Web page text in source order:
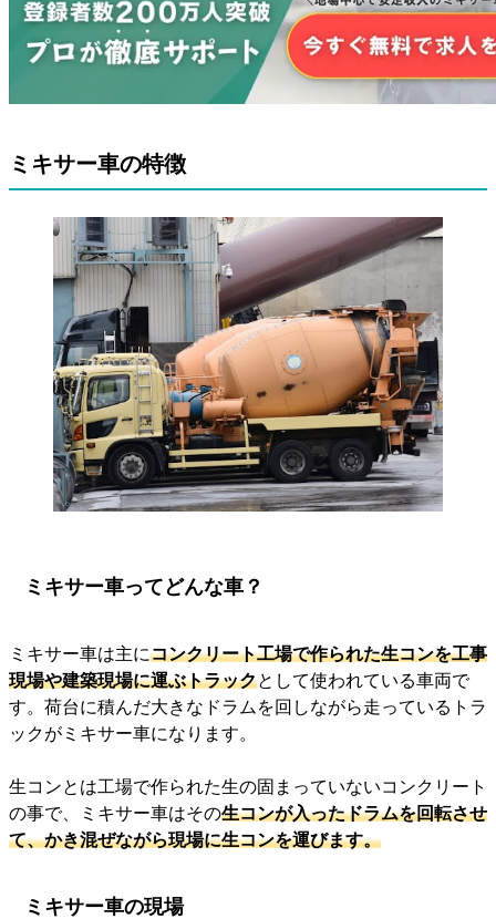
ミキサー車の特徴
ミキサー車ってどんな車？
ミキサー車は主にコンクリート工場で作られた生コンを工事
現場や建築現場に運ぶトラックとして使われている車両で
す。荷台に積んだ大きなドラムを回しながら走っているトラ
ックがミキサー車になります。
生コンとは工場で作られた生の固まっていないコンクリート
の事で、ミキサー車はその生コンが入ったドラムを回転させ
て、かき混ぜながら現場に生コンを運びます。
ミキサー車の現場